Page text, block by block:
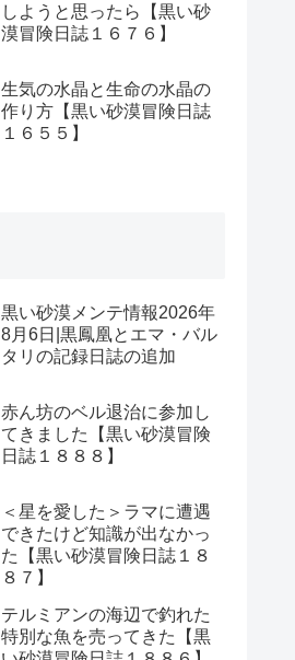
しようと思ったら【黒い砂
漠冒険日誌１６７６】
生気の水晶と生命の水晶の
作り方【黒い砂漠冒険日誌
１６５５】
黒い砂漠メンテ情報2026年
8月6日|黒鳳凰とエマ・バル
タリの記録日誌の追加
赤ん坊のベル退治に参加し
てきました【黒い砂漠冒険
日誌１８８８】
＜星を愛した＞ラマに遭遇
できたけど知識が出なかっ
た【黒い砂漠冒険日誌１８
８７】
テルミアンの海辺で釣れた
特別な魚を売ってきた【黒